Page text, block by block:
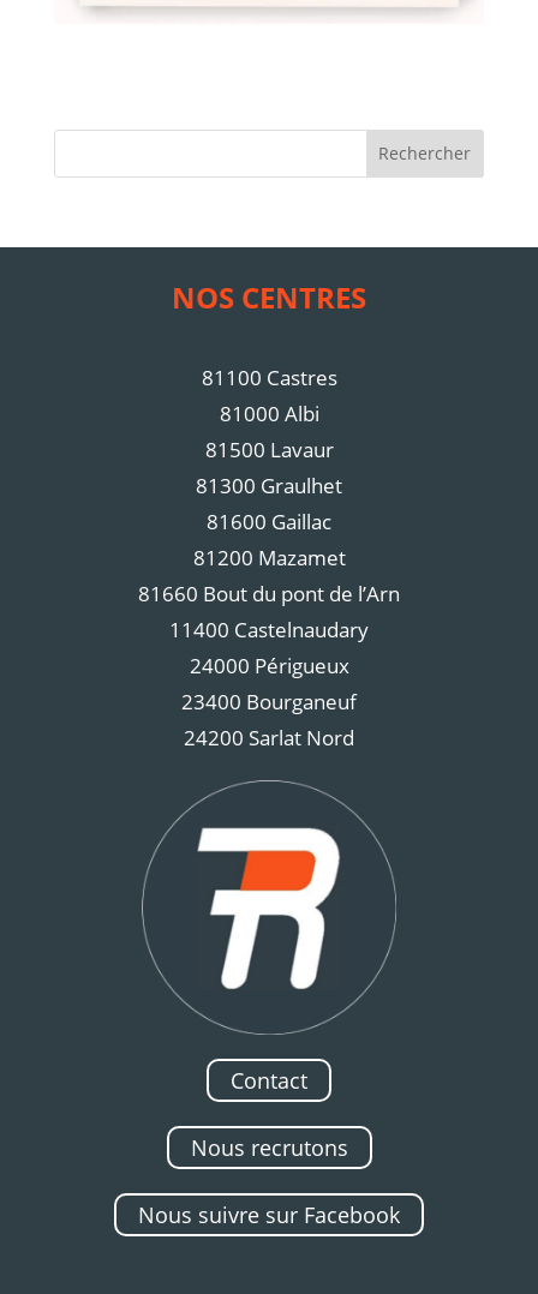
Rechercher
NOS CENTRES
81100 Castres
81000 Albi
81500 Lavaur
81300 Graulhet
81600 Gaillac
81200 Mazamet
81660 Bout du pont de l’Arn
11400 Castelnaudary
24000 Périgueux
23400 Bourganeuf
24200 Sarlat Nord
Contact
Nous recrutons
Nous suivre sur Facebook